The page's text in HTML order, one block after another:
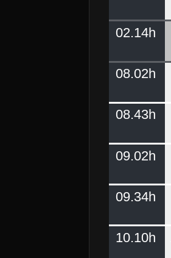
02.14h
08.02h
08.43h
09.02h
09.34h
10.10h